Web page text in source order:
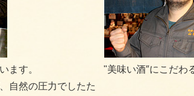
ます。
自然の圧力でしたた
"美味い酒″にこだわ